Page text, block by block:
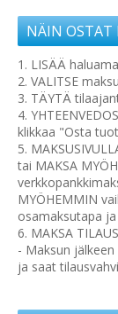
NÄIN
1. LISÄÄ
2. VALITSE
3. TÄYTÄ
4.
klikkaa "Osta
5.
tai MAKSA
MYÖHEMMIN
osamaksutapa
6. MAKSA TILAUS
- Maksun
ja saat